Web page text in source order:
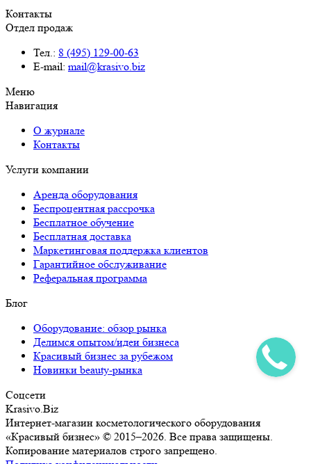
Контакты
Отдел продаж
Тел.: 8 (495) 129-00-63
E-mail: mail@krasivo.biz
Меню
Навигация
О журнале
Контакты
Услуги компании
Аренда оборудования
Беспроцентная рассрочка
Бесплатное обучение
Бесплатная доставка
Маркетинговая поддержка клиентов
Гарантийное обслуживание
Реферальная программа
Блог
Оборудование: обзор рынка
Делимся опытом/идеи бизнеса
Красивый бизнес за рубежом
Новинки beauty-рынка
Соцсети
Krasivo.Biz
Интернет-магазин косметологического оборудования
«Красивый бизнес» © 2015–2026. Все права защищены.
Копирование материалов строго запрещено.